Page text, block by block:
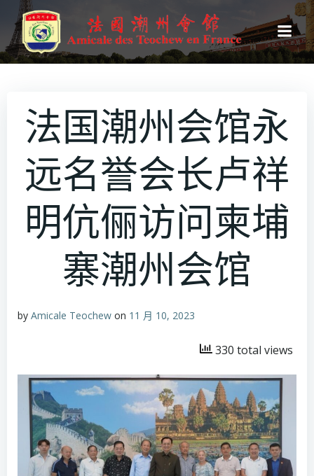
转
到
内
法国潮州会馆永
远名誉会长卢祥
明伉俪访问柬埔
寨潮州会馆
by Amicale Teochew on 11 月 10, 2023
330 total views